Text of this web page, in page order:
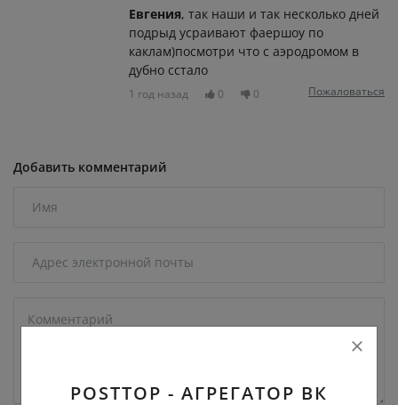
Евгения, так наши и так несколько дней
подрыд усраивают фаершоу по
каклам)посмотри что с аэродромом в
дубно сстало
1 год назад 0 0 Пожаловаться
Добавить комментарий
POSTTOP - АГРЕГАТОР ВК